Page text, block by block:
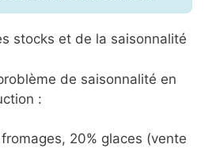
stocks et de la saisonnalité
de saisonnalité en
:
20% glaces (vente